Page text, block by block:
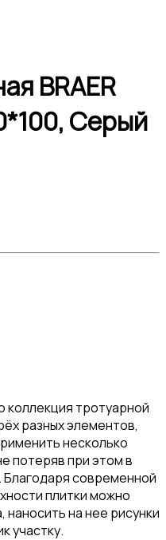
BRAER
Серый
коллекция тротуарной
разных элементов,
несколько
потеряв при этом в
Благодаря современной
плитки можно
на нее рисунки
участку.